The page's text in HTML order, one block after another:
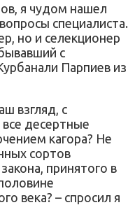
я чудом нашел
специалиста.
но и селекционер
с
Парпиев из
взгляд, с
все десертные
кагора? Не
сортов
принятого в
века? – спросил я